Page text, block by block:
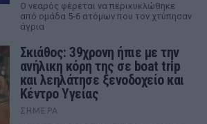
Ο νεαρός φέρεται να περικυκλώθηκε
από ομάδα 5-6 ατόμων που τον χτύπησαν
άγρια
Σκιάθος: 39χρονη ήπιε με την
ανήλικη κόρη της σε boat trip
και λεηλάτησε ξενοδοχείο και
Κέντρο Υγείας
ΣΉΜΕΡΑ